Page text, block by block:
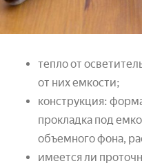
тепло от
от них емкости;
конструкция:
прокладка под
объемного фона,
имеется ли